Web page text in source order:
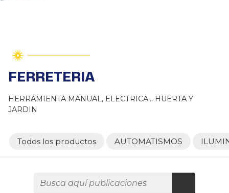
FERRETERIA
HERRAMIENTA MANUAL, ELECTRICA... HUERTA Y
JARDIN
Todos los productos AUTOMATISMOS